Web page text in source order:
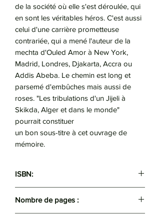
de la société où elle s'est déroulée, qui
en sont les véritables héros. C'est aussi
celui d'une carrière prometteuse
contrariée, qui a mené l'auteur de la
mechta d'Ouled Amor à New York,
Madrid, Londres, Djakarta, Accra ou
Addis Abeba. Le chemin est long et
parsemé d'embûches mais aussi de
roses. "Les tribulations d'un Jijeli à
Skikda, Alger et dans le monde"
pourrait constituer
un bon sous-titre à cet ouvrage de
mémoire.
ISBN:
Nombre de pages :